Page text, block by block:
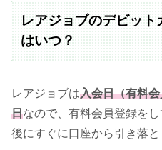
レアジョブのデビッ
はいつ？
レアジョブは入会日（有料
日なので、有料会員登録を
後にすぐに口座から引き落と